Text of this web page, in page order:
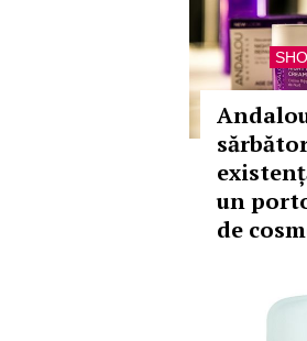
un
de